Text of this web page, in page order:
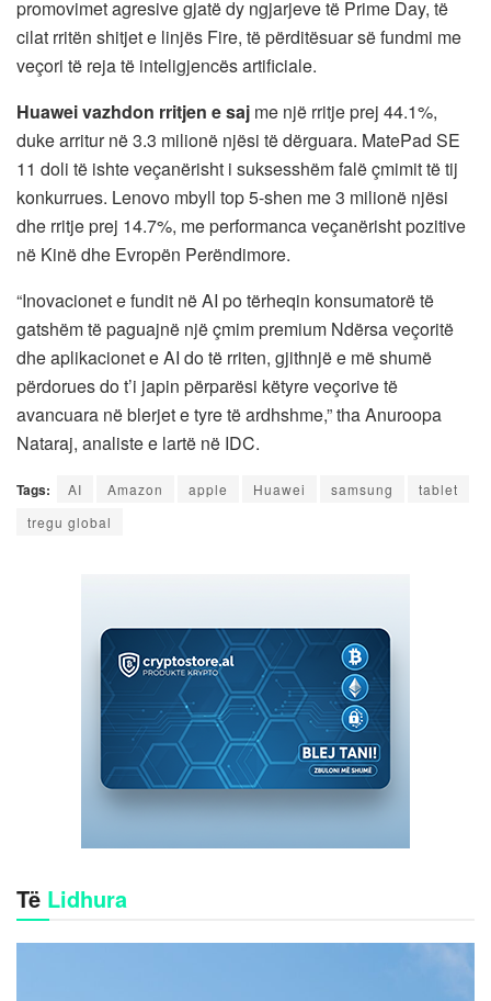
promovimet agresive gjatë dy ngjarjeve të Prime Day, të
cilat rritën shitjet e linjës Fire, të përditësuar së fundmi me
veçori të reja të inteligjencës artificiale.
Huawei vazhdon rritjen e saj me një rritje prej 44.1%,
duke arritur në 3.3 milionë njësi të dërguara. MatePad SE
11 doli të ishte veçanërisht i suksesshëm falë çmimit të tij
konkurrues. Lenovo mbyll top 5-shen me 3 milionë njësi
dhe rritje prej 14.7%, me performanca veçanërisht pozitive
në Kinë dhe Evropën Perëndimore.
“Inovacionet e fundit në AI po tërheqin konsumatorë të
gatshëm të paguajnë një çmim premium Ndërsa veçoritë
dhe aplikacionet e AI do të rriten, gjithnjë e më shumë
përdorues do t’i japin përparësi këtyre veçorive të
avancuara në blerjet e tyre të ardhshme,” tha Anuroopa
Nataraj, analiste e lartë në IDC.
Tags: AI Amazon apple Huawei samsung
tablet
tregu global
Të Lidhura